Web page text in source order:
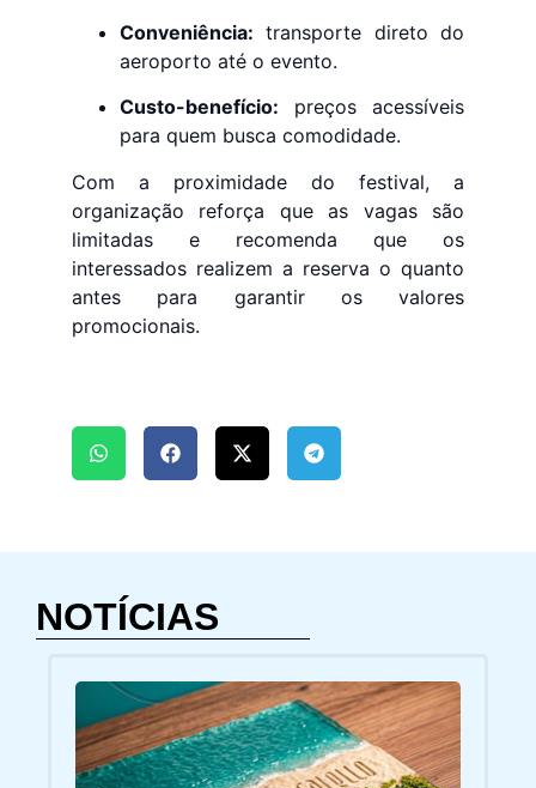
Conveniência: transporte direto do
aeroporto até o evento.
Custo-benefício: preços acessíveis
para quem busca comodidade.
Com a proximidade do festival, a
organização reforça que as vagas são
limitadas e recomenda que os
interessados realizem a reserva o quanto
antes para garantir os valores
promocionais.
NOTÍCIAS